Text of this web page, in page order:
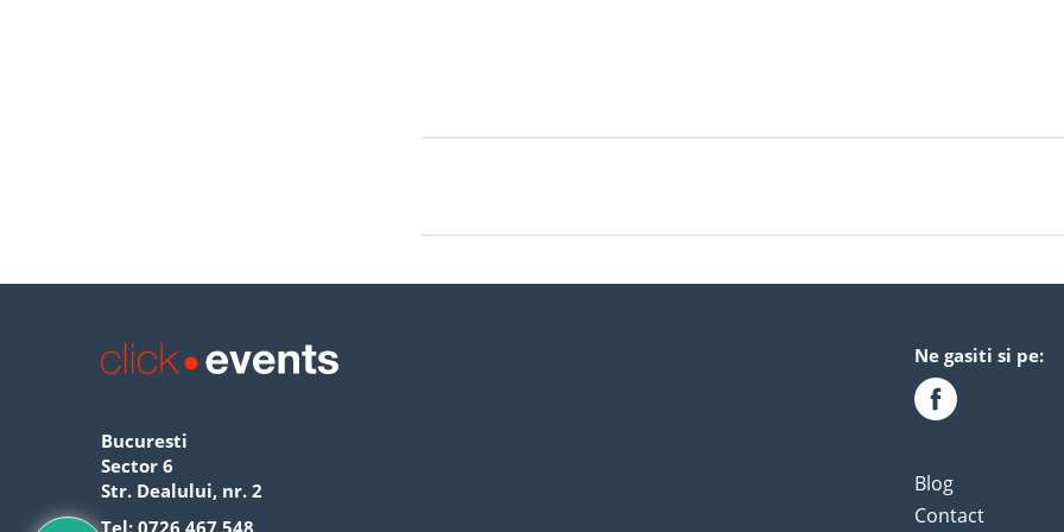
Bucuresti
Sector 6
Str. Dealului, nr. 2
Ne gasiti si pe:
Blog
Contact